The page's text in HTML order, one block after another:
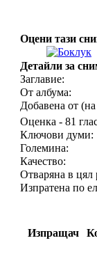
Оцени тази
Детайли за
Заглавие:
От албума:
Добавена от
Оценка - 81
Ключови думи:
Големина:
Качество:
Отваряна в цял
Изпратена по
Изпращач